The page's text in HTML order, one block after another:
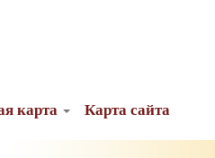
карта Карта сайта